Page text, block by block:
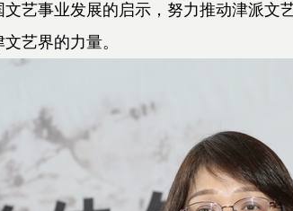
艺事业发展的启示，努力推动津派
艺界的力量。